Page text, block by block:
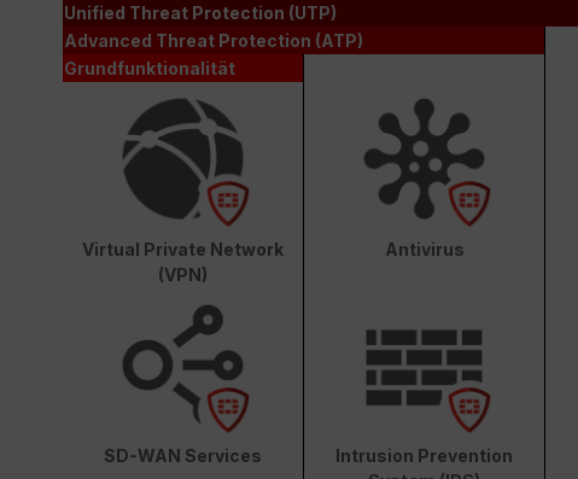
Unified Threat Protection (UTP)
Advanced Threat Protection (ATP)
Grundfunktionalität
Virtual Private Network
(VPN)
Antivirus
SD-WAN Services
Intrusion Prevention